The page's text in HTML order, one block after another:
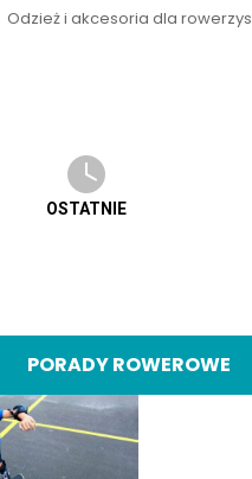
Odzież i akcesoria dla
OSTATNIE
PORADY ROWEROWE